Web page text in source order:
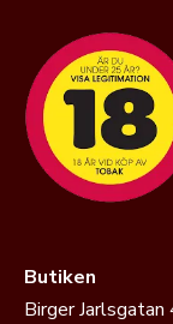
Butiken
Birger Jarlsgatan